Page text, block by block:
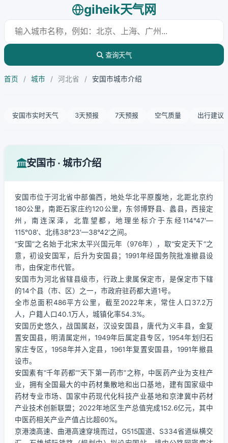
giheik天气网
查询天气
首页 / 城市 / 河北省 / 安国市城市介绍
安国市实时天气 3天预报 7天预报 空气质量 出行建议
安国市 · 城市介绍
安国市位于河北省中部偏西，地处华北平原腹地，北距北京约
180公里，南距石家庄约120公里，东邻博野县、蠡县，西接定
州，南连深泽，北靠望都，地理坐标介于东经114°47′—
115°08′、北纬38°23′—38°42′之间。
“安国”之名始于北宋太平兴国元年（976年），取“安定天下”之
意，初设安国军，后升为安国县；1991年经国务院批准撤县设
市，由保定市代管。
安国市为河北省辖县级市，行政上隶属保定市，是保定市下辖
的14个县（市、区）之一，市政府驻药都大道1号。
全市总面积486平方公里，截至2022年末，常住人口37.2万
人，户籍人口40.1万人，城镇化率54.3%。
安国历史悠久，战国属赵，汉设安国县，唐代为义丰县，金复
置安国县，明清属定州，1949年后属定县专区，1954年划归石
家庄专区，1958年并入定县，1961年复置安国县，1991年撤县
设市。
安国素有“千年药都”“天下第一药市”之称，中医药产业为支柱产
业，拥有全国最大的中药材集散地和出口基地，建有国家级中
药材专业市场、国家中药现代化科技产业基地和京津冀中药材
产业技术创新联盟；2022年地区生产总值完成152.6亿元，其中
中医药相关产业产值占比超60%。
京港澳高速、曲港高速穿境而过，G515国道、S334省道纵横交